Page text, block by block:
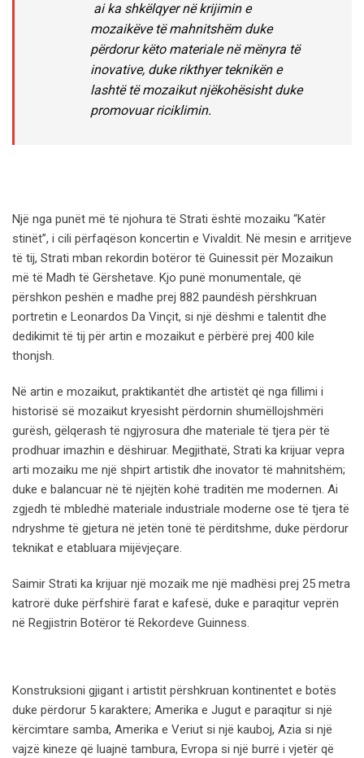
ai ka shkëlqyer në krijimin e
mozaikëve të mahnitshëm duke
përdorur këto materiale në mënyra të
inovative, duke rikthyer teknikën e
lashtë të mozaikut njëkohësisht duke
promovuar riciklimin.
Një nga punët më të njohura të Strati është mozaiku “Katër
stinët”, i cili përfaqëson koncertin e Vivaldit. Në mesin e arritjeve
të tij, Strati mban rekordin botëror të Guinessit për Mozaikun
më të Madh të Gërshetave. Kjo punë monumentale, që
përshkon peshën e madhe prej 882 paundësh përshkruan
portretin e Leonardos Da Vinçit, si një dëshmi e talentit dhe
dedikimit të tij për artin e mozaikut e përbërë prej 400 kile
thonjsh.
Në artin e mozaikut, praktikantët dhe artistët që nga fillimi i
historisë së mozaikut kryesisht përdornin shumëllojshmëri
gurësh, gëlqerash të ngjyrosura dhe materiale të tjera për të
prodhuar imazhin e dëshiruar. Megjithatë, Strati ka krijuar vepra
arti mozaiku me një shpirt artistik dhe inovator të mahnitshëm;
duke e balancuar në të njëjtën kohë traditën me modernen. Ai
zgjedh të mbledhë materiale industriale moderne ose të tjera të
ndryshme të gjetura në jetën tonë të përditshme, duke përdorur
teknikat e etabluara mijëvjeçare.
Saimir Strati ka krijuar një mozaik me një madhësi prej 25 metra
katrorë duke përfshirë farat e kafesë, duke e paraqitur veprën
në Regjistrin Botëror të Rekordeve Guinness.
Konstruksioni gjigant i artistit përshkruan kontinentet e botës
duke përdorur 5 karaktere; Amerika e Jugut e paraqitur si një
kërcimtare samba, Amerika e Veriut si një kauboj, Azia si një
vajzë kineze që luajnë tambura, Evropa si një burrë i vjetër që